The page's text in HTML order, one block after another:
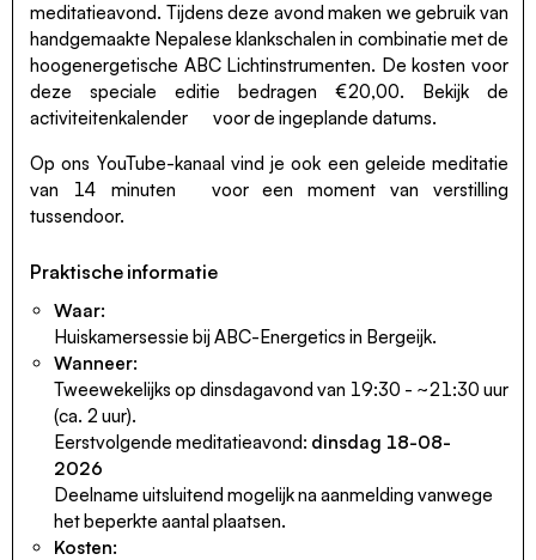
meditatieavond. Tijdens deze avond maken we gebruik van
handgemaakte Nepalese klankschalen in combinatie met de
hoogenergetische ABC Lichtinstrumenten. De kosten voor
deze speciale editie bedragen €20,00. Bekijk de
activiteitenkalender
voor de ingeplande datums.
Op ons YouTube-kanaal vind je ook een geleide meditatie
van 14 minuten
voor een moment van verstilling
tussendoor.
Praktische informatie
Waar:
Huiskamersessie bij ABC-Energetics in Bergeijk.
Wanneer:
Tweewekelijks op dinsdagavond van 19:30 - ~21:30 uur
(ca. 2 uur).
Eerstvolgende meditatieavond: dinsdag 18-08-
2026
Deelname uitsluitend mogelijk na aanmelding vanwege
het beperkte aantal plaatsen.
Kosten: